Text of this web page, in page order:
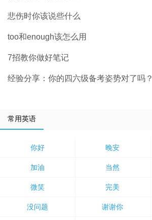
悲伤时你该说些什么
too和enough该怎么用
7招教你做好笔记
经验分享：你的四六级备考姿势对了吗？
常用英语
你好 晚安
加油 当然
微笑 完美
没问题 谢谢你